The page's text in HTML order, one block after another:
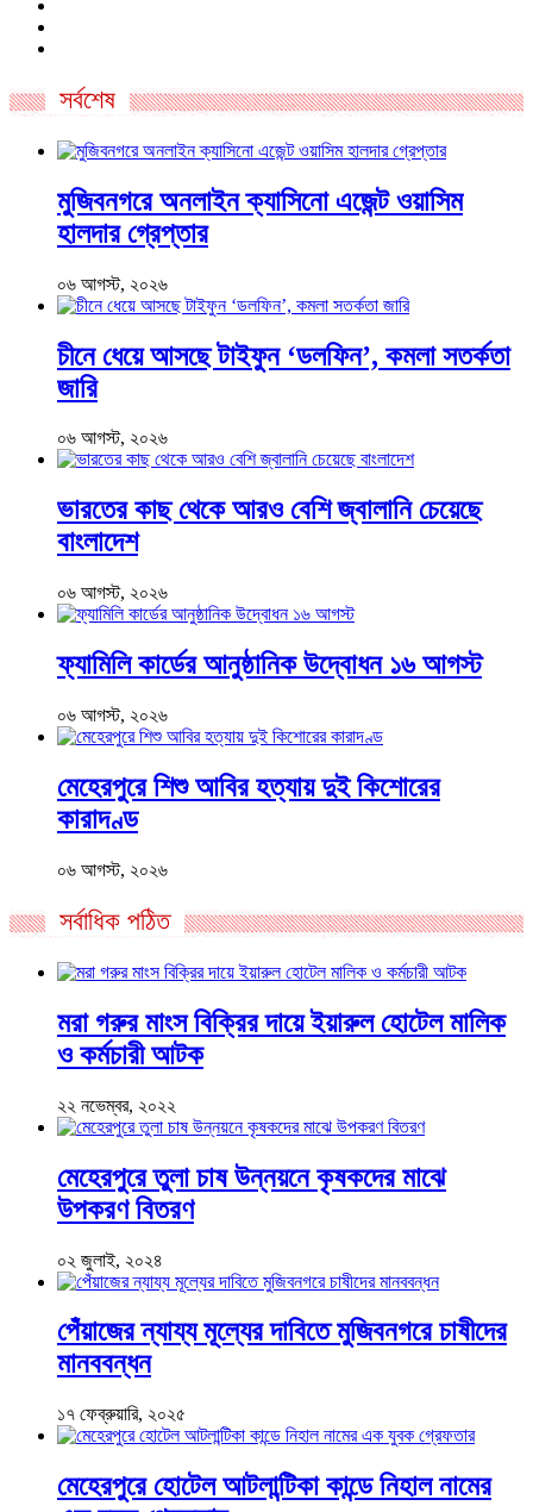
সর্বশেষ
মুজিবনগরে অনলাইন ক্যাসিনো এজেন্ট ওয়াসিম
হালদার গ্রেপ্তার
০৬ আগস্ট, ২০২৬
চীনে ধেয়ে আসছে টাইফুন ‘ডলফিন’, কমলা সতর্কতা
জারি
০৬ আগস্ট, ২০২৬
ভারতের কাছ থেকে আরও বেশি জ্বালানি চেয়েছে
বাংলাদেশ
০৬ আগস্ট, ২০২৬
ফ্যামিলি কার্ডের আনুষ্ঠানিক উদ্বোধন ১৬ আগস্ট
০৬ আগস্ট, ২০২৬
মেহেরপুরে শিশু আবির হত্যায় দুই কিশোরের
কারাদণ্ড
০৬ আগস্ট, ২০২৬
সর্বাধিক পঠিত
মরা গরুর মাংস বিক্রির দায়ে ইয়ারুল হোটেল মালিক
ও কর্মচারী আটক
২২ নভেম্বর, ২০২২
মেহেরপুরে তুলা চাষ উন্নয়নে কৃষকদের মাঝে
উপকরণ বিতরণ
০২ জুলাই, ২০২৪
পেঁয়াজের ন্যায্য মূল্যের দাবিতে মুজিবনগরে চাষীদের
মানববন্ধন
১৭ ফেব্রুয়ারি, ২০২৫
মেহেরপুরে হোটেল আটলান্টিকা কান্ডে নিহাল নামের